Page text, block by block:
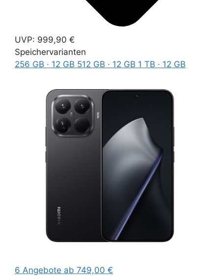
UVP: 999,90 €
Speichervarianten
256 GB · 12 GB 512 GB · 12 GB 1 TB · 12 GB
6 Angebote ab 749,00 €